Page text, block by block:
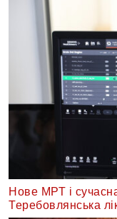
Нове МРТ і
Теребовлянська